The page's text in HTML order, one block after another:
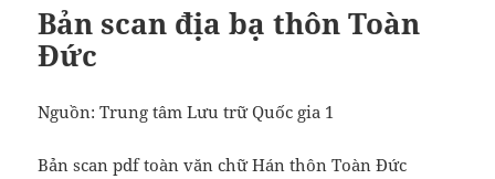
Bản scan địa bạ thôn Toàn
Đức
Nguồn: Trung tâm Lưu trữ Quốc gia 1
Bản scan pdf toàn văn chữ Hán thôn Toàn Đức